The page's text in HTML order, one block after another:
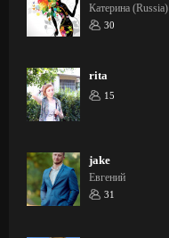
Катерина (Russia)
30
rita
15
jake
Евгений
31